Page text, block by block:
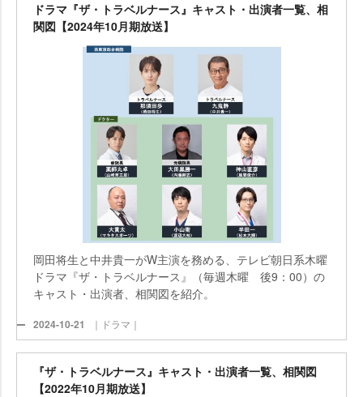
ドラマ『ザ・トラベルナース』キャスト・出演者一覧、相
関図【2024年10月期放送】
岡田将生と中井貴一がW主演を務める、テレビ朝日系木曜
ドラマ『ザ・トラベルナース』（毎週木曜 後9：00）の
キャスト・出演者、相関図を紹介。
2024-10-21 ｜ドラマ｜
『ザ・トラベルナース』キャスト・出演者一覧、相関図
【2022年10月期放送】